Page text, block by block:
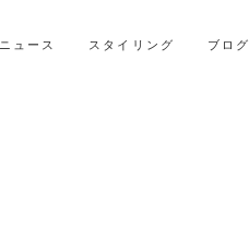
ニュース スタイリング ブログ